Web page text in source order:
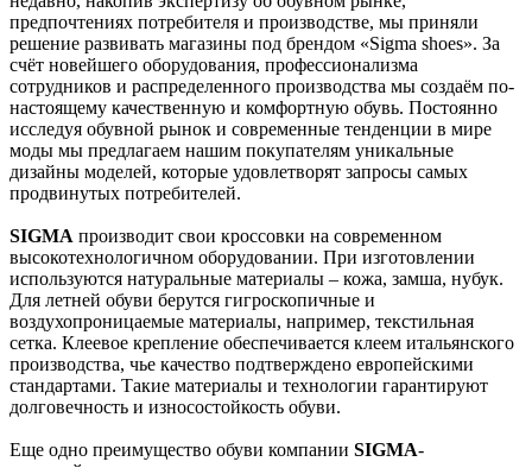
предпочтениях потребителя и производстве, мы приняли
решение развивать магазины под брендом «Sigma shoes». За
счёт новейшего оборудования, профессионализма
сотрудников и распределенного производства мы создаём по-
настоящему качественную и комфортную обувь. Постоянно
исследуя обувной рынок и современные тенденции в мире
моды мы предлагаем нашим покупателям уникальные
дизайны моделей, которые удовлетворят запросы самых
продвинутых потребителей.
SIGMA производит свои кроссовки на современном
высокотехнологичном оборудовании. При изготовлении
используются натуральные материалы – кожа, замша, нубук.
Для летней обуви берутся гигроскопичные и
воздухопроницаемые материалы, например, текстильная
сетка. Клеевое крепление обеспечивается клеем итальянского
производства, чье качество подтверждено европейскими
стандартами. Такие материалы и технологии гарантируют
долговечность и износостойкость обуви.
Еще одно преимущество обуви компании SIGMA-